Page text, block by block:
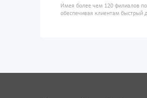
Имея более чем 120 филиалов
обеспечивая клиентам быстрый